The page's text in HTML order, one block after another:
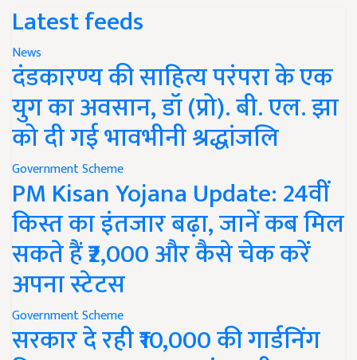
Latest feeds
News
दंडकारण्य की साहित्य परंपरा के एक
युग का अवसान, डॉ (प्रो). बी. एल. झा
को दी गई भावभीनी श्रद्धांजलि
Government Scheme
PM Kisan Yojana Update: 24वीं
किस्त का इंतजार बढ़ा, जानें कब मिल
सकते हैं ₹2,000 और कैसे चेक करें
अपना स्टेटस
Government Scheme
सरकार दे रही ₹10,000 की गार्डनिंग